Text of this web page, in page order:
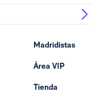
Madridistas
Área VIP
Tienda